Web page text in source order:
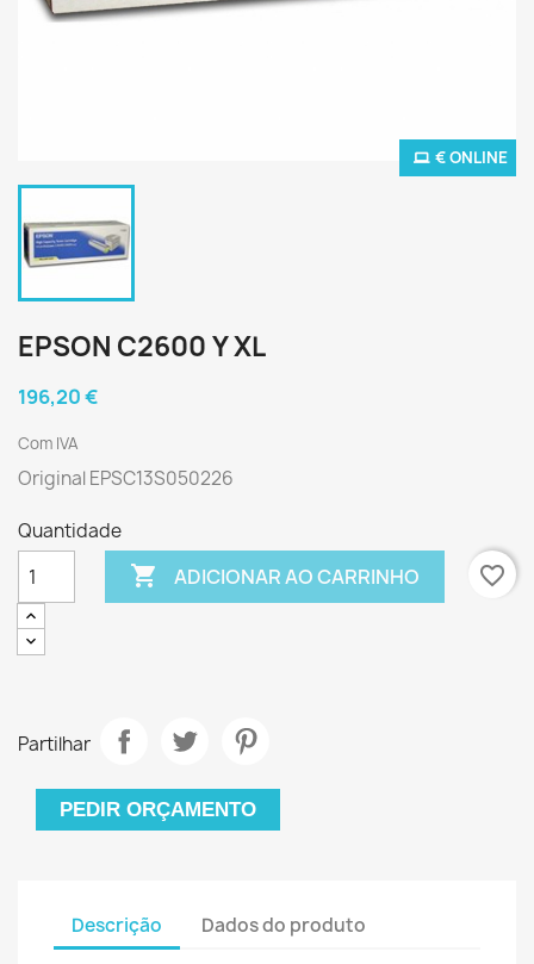
€ ONLINE
EPSON C2600 Y XL
196,20 €
Com IVA
Original EPSC13S050226
Quantidade
 ADICIONAR AO CARRINHO favorite_border
Partilhar
PEDIR ORÇAMENTO
Descrição Dados do produto